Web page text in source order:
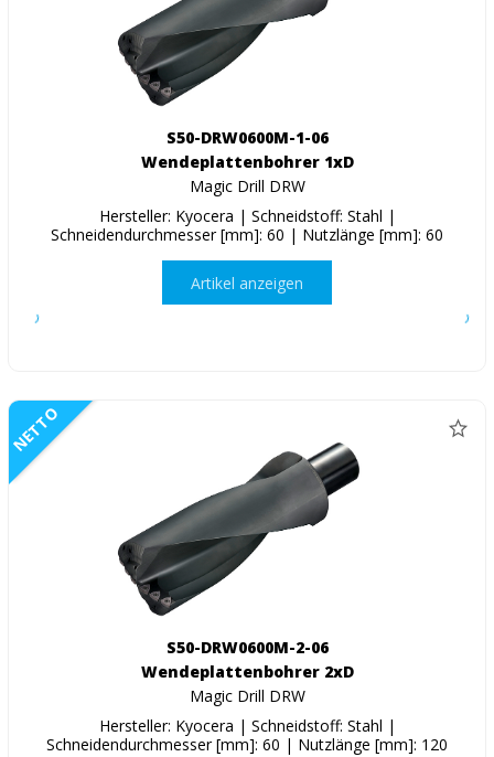
S50-DRW0600M-1-06
Wendeplattenbohrer 1xD
Magic Drill DRW
Hersteller: Kyocera | Schneidstoff: Stahl |
Schneidendurchmesser [mm]: 60 | Nutzlänge [mm]: 60
Artikel anzeigen
NETTO
S50-DRW0600M-2-06
Wendeplattenbohrer 2xD
Magic Drill DRW
Hersteller: Kyocera | Schneidstoff: Stahl |
Schneidendurchmesser [mm]: 60 | Nutzlänge [mm]: 120